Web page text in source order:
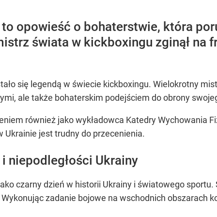
opowieść o bohaterstwie, która
świata w kickboxingu zginął na
się legendą w świecie kickboxingu. Wielokrotny
ale także bohaterskim podejściem do obrony
również jako wykładowca Katedry Wychowania
Ukrainie jest trudny do przecenienia.
niepodległości Ukrainy
czarny dzień w historii Ukrainy i światowego
zadanie bojowe na wschodnich obszarach